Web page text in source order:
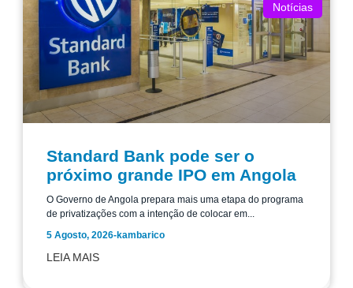
Notícias
Standard Bank pode ser o
próximo grande IPO em Angola
O Governo de Angola prepara mais uma etapa do programa
de privatizações com a intenção de colocar em...
5 Agosto, 2026-kambarico
LEIA MAIS